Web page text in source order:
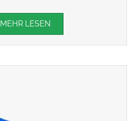
MEHR LESEN